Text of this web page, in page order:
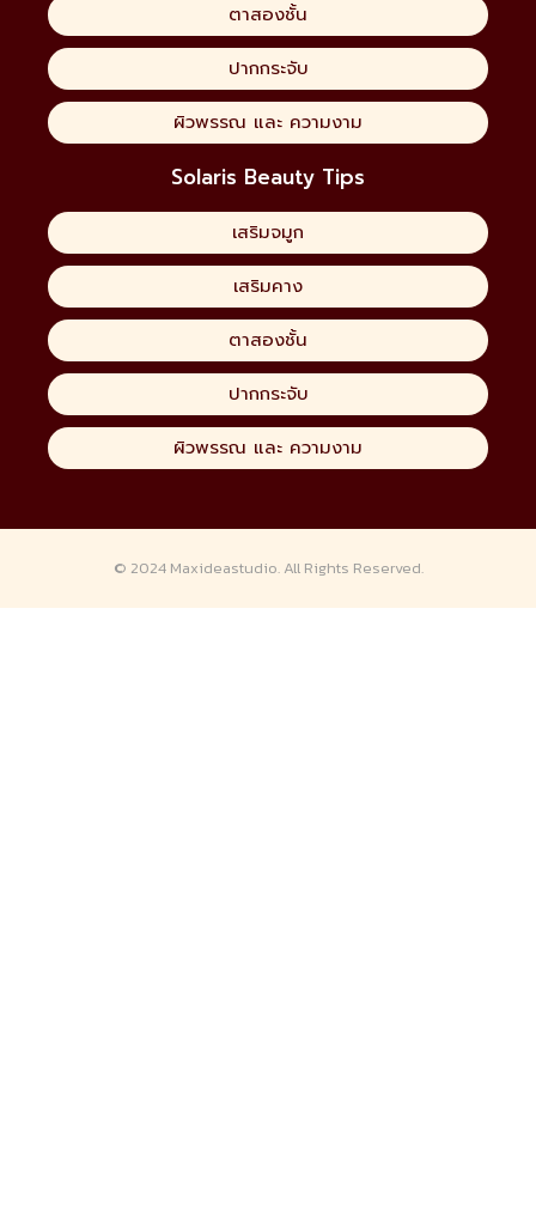
ตาสองชั้น
ปากกระจับ
ผิวพรรณ และ ความงาม
Solaris Beauty Tips
เสริมจมูก
เสริมคาง
ตาสองชั้น
ปากกระจับ
ผิวพรรณ และ ความงาม
© 2024 Maxideastudio.All Rights Reserved.